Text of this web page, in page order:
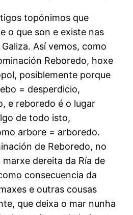
topónimos que
o que son e existe nas
Así vemos, como
Reboredo, hoxe
posiblemente porque
= desperdicio,
e reboredo é o lugar
de todo isto,
arbore = arboredo.
de Reboredo, no
dereita da Ría de
consecuencia da
e outras cousas
que deixa o mar nunha